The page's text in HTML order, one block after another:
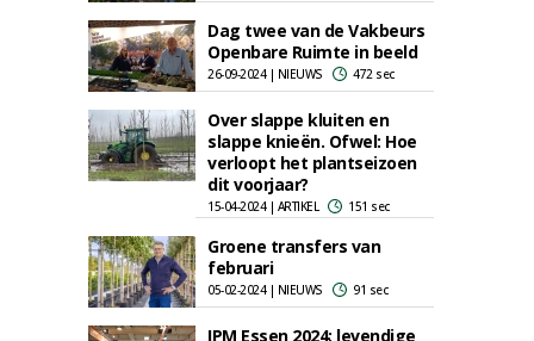
Dag twee van de Vakbeurs
Openbare Ruimte in beeld
26-09-2024 | NIEUWS 472 sec
Over slappe kluiten en
slappe knieën. Ofwel: Hoe
verloopt het plantseizoen
dit voorjaar?
15-04-2024 | ARTIKEL 151 sec
Groene transfers van
februari
05-02-2024 | NIEUWS 91 sec
IPM Essen 2024: levendige